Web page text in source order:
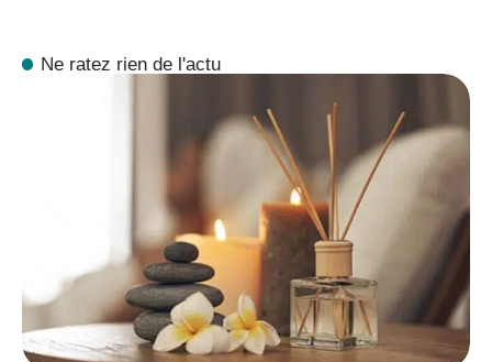
Ne ratez rien de l'actu